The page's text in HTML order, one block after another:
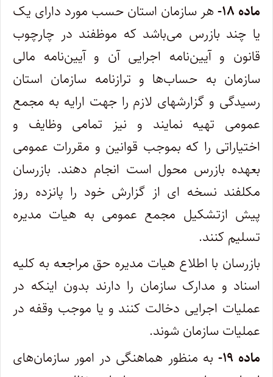
ماده ۱۸-
هر سازمان استان حسب مورد دارای یک
یا چند بازرس می‌باشد که موظفند در چارچوب
قانون و آیین‌نامه اجرایی آن و آیین‌نامه مالی
‌سازمان به حساب‌ها و ترازنامه سازمان استان
رسیدگی و گزارشهای لازم را جهت ارایه به مجمع
عمومی تهیه نمایند و نیز تمامی وظایف و
اختیاراتی ‌را که بموجب قوانین و مقررات عمومی
بعهده بازرس محول است انجام دهند. بازرسان
مکلفند نسخه ‌ای از گزارش خود را پانزده روز
پیش از‌تشکیل مجمع عمومی به هیات مدیره
تسلیم کنند.
بازرسان با اطلاع هیات مدیره حق مراجعه به کلیه
اسناد و مدارک سازمان را دارند بدون اینکه در‌
عملیات اجرایی دخالت کنند و یا موجب وقفه در
عملیات سازمان شوند.
ماده ۱۹-
به منظور هماهنگی در امور سازمان‌های